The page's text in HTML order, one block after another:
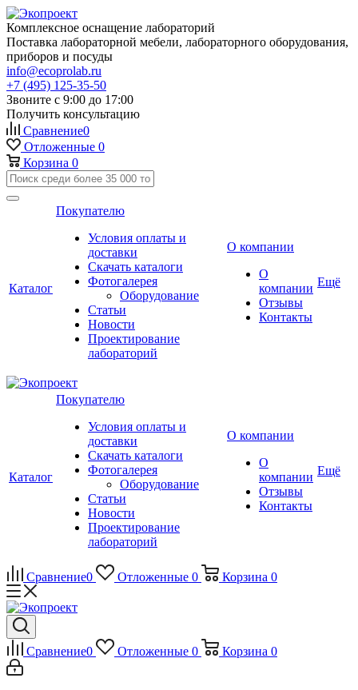
Комплексное оснащение лабораторий
Поставка лабораторной мебели, лабораторного оборудования,
приборов и посуды
info@ecoprolab.ru
+7 (495) 125-35-50
Звоните с 9:00 до 17:00
Получить консультацию
Сравнение0
Отложенные 0
Корзина 0
Каталог
Покупателю
Условия оплаты и
доставки
Скачать каталоги
Фотогалерея
Оборудование
Статьи
Новости
Проектирование
лабораторий
О компании
О
компании
Отзывы
Контакты
Ещё
Каталог
Покупателю
Условия оплаты и
доставки
Скачать каталоги
Фотогалерея
Оборудование
Статьи
Новости
Проектирование
лабораторий
О компании
О
компании
Отзывы
Контакты
Ещё
Сравнение0 Отложенные 0 Корзина 0
Сравнение0 Отложенные 0 Корзина 0